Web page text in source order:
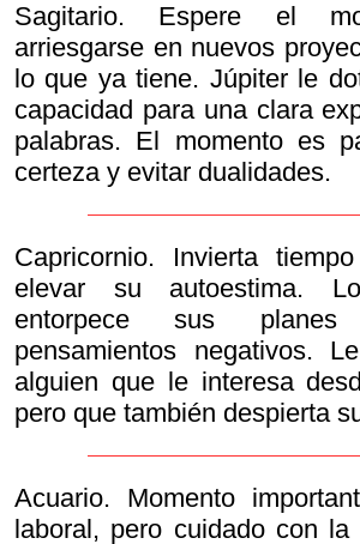
Sagitario. Espere el
arriesgarse en nuevos
lo que ya tiene. Júpiter le
capacidad para una clara
palabras. El momento es
certeza y evitar dualidades.
Capricornio. Invierta
elevar su autoestima.
entorpece sus
pensamientos negativos.
alguien que le interesa
pero que también despierta
Acuario. Momento
laboral, pero cuidado con la